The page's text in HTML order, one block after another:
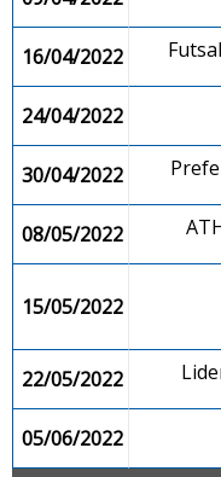
16/04/2022
24/04/2022
30/04/2022
08/05/2022
15/05/2022
22/05/2022
05/06/2022